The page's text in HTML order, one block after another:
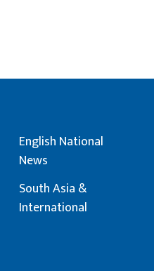
English National
News
South Asia &
International